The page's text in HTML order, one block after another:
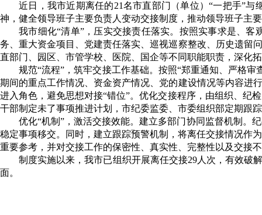
近日，我市近期离任的21名市直部门（单位）“一把手”
神，健全领导班子主要负责人变动交接制度，推动领导班子主
我市细化“清单”，压实交接责任落实。按照实事求是、
务、重大资金项目、党建责任落实、巡视巡察整改、历史遗留
直部门、园区、市管学校、医院、国企等不同职能职责，深化
规范“流程”，筑牢交接工作基础。按照“郑重通知、严格
期间的重点工作情况、资金资产情况、党的建设情况等内容进
进入角色，避免思想对接“错位”。优化交接程序，由组织、纪
干部制定未了事项推进计划，市纪委监委、市委组织部定期跟
优化“机制”，激活交接效能。建立多部门协同监督机制。
稳定事项移交。同时，建立跟踪预警机制，将离任交接情况作
重要参考，并对交接工作的保密性、真实性、完整性以及交接
制度实施以来，我市已组织开展离任交接29人次，有效破
面。